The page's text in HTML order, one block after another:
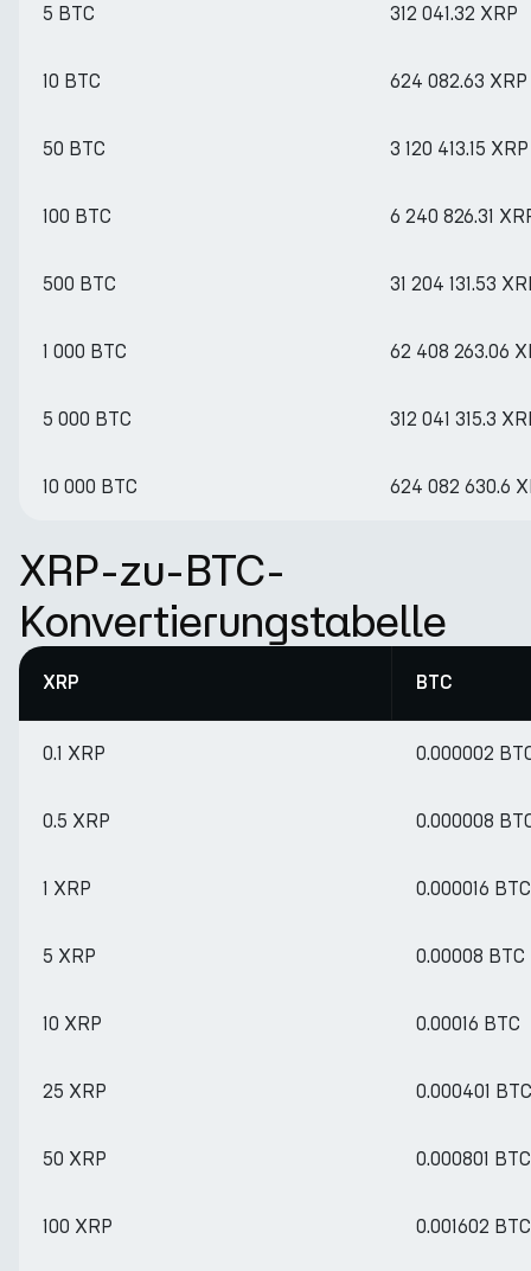
5 BTC 312 041.32 XRP
10 BTC 624 082.63 XRP
50 BTC 3 120 413.15 XRP
100 BTC 6 240 826.31
500 BTC 31 204 131.53
1 000 BTC 62 408 263.06
5 000 BTC 312 041 315.3
10 000 BTC 624 082 630.6
XRP-zu-BTC-
Konvertierungstabelle
XRP BTC
0.1 XRP 0.000002
0.5 XRP 0.000008
1 XRP 0.000016 BTC
5 XRP 0.00008 BTC
10 XRP 0.00016 BTC
25 XRP 0.000401 BTC
50 XRP 0.000801 BTC
100 XRP 0.001602 BTC